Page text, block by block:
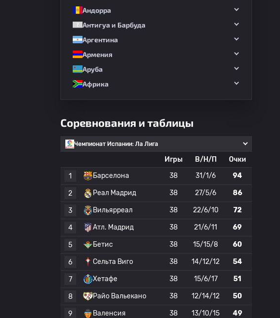
Андорра
Антигуа и Барбуда
Аргентина
Армения
Аруба
Африка
Соревнования и таблицы
Чемпионат Испании: Ла Лига
Игры В/Н/П
Очки
1
Барселона 38 31/1/6 94
2 Реал Мадрид 38 27/5/6 86
3 Вильярреал 38 22/6/10 72
4 Атл. Мадрид 38 21/6/11 69
5 Бетис 38 15/15/8 60
6 Сельта Виго 38 14/12/12 54
7 Хетафе 38 15/6/17 51
8 Райо Вальекано 38 12/14/12 50
9 Валенсия 38 13/10/15 49